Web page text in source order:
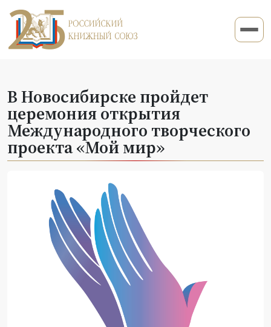
В Новосибирске пройдет
церемония открытия
Международного творческого
проекта «Мой мир»